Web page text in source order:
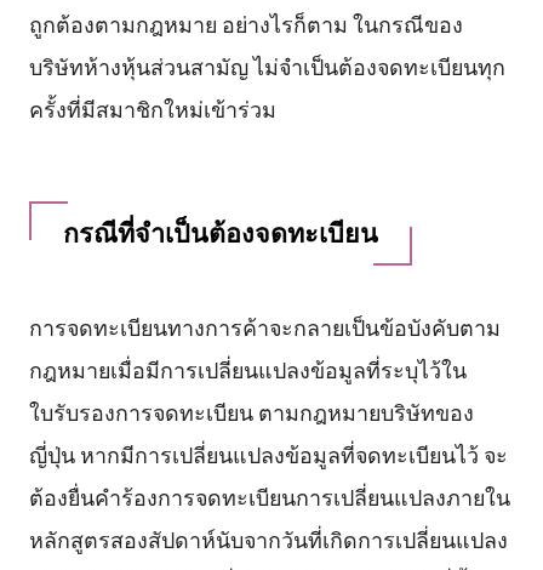
ถูกต้องตามกฎหมาย อย่างไรก็ตาม ในกรณีของ
บริษัทห้างหุ้นส่วนสามัญ ไม่จำเป็นต้องจดทะเบียนทุก
ครั้งที่มีสมาชิกใหม่เข้าร่วม
กรณีที่จำเป็นต้องจดทะเบียน
การจดทะเบียนทางการค้าจะกลายเป็นข้อบังคับตาม
กฎหมายเมื่อมีการเปลี่ยนแปลงข้อมูลที่ระบุไว้ใน
ใบรับรองการจดทะเบียน ตามกฎหมายบริษัทของ
ญี่ปุ่น หากมีการเปลี่ยนแปลงข้อมูลที่จดทะเบียนไว้ จะ
ต้องยื่นคำร้องการจดทะเบียนการเปลี่ยนแปลงภายใน
หลักสูตรสองสัปดาห์นับจากวันที่เกิดการเปลี่ยนแปลง